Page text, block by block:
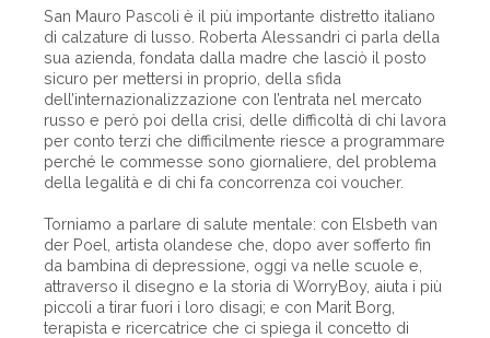
San Mauro Pascoli è il più importante distretto italiano
di calzature di lusso. Roberta Alessandri ci parla della
sua azienda, fondata dalla madre che lasciò il posto
sicuro per mettersi in proprio, della sfida
dell’internazionalizzazione con l’entrata nel mercato
russo e però poi della crisi, delle difficoltà di chi lavora
per conto terzi che difficilmente riesce a programmare
perché le commesse sono giornaliere, del problema
della legalità e di chi fa concorrenza coi voucher.
Torniamo a parlare di salute mentale: con Elsbeth van
der Poel, artista olandese che, dopo aver sofferto fin
da bambina di depressione, oggi va nelle scuole e,
attraverso il disegno e la storia di WorryBoy, aiuta i più
piccoli a tirar fuori i loro disagi; e con Marit Borg,
terapista e ricercatrice che ci spiega il concetto di